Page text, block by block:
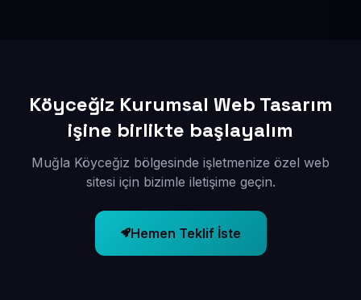
Köyceğiz Kurumsal Web Tasarım
işine birlikte başlayalım
Muğla Köyceğiz bölgesinde işletmenize özel web
sitesi için bizimle iletişime geçin.
Hemen Teklif İste